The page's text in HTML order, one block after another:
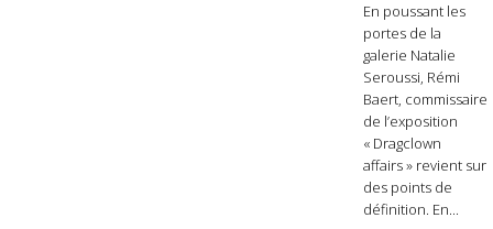
En poussant les
portes de la
galerie Natalie
Seroussi, Rémi
Baert, commissaire
de l’exposition
« Dragclown
affairs » revient sur
des points de
définition. En...